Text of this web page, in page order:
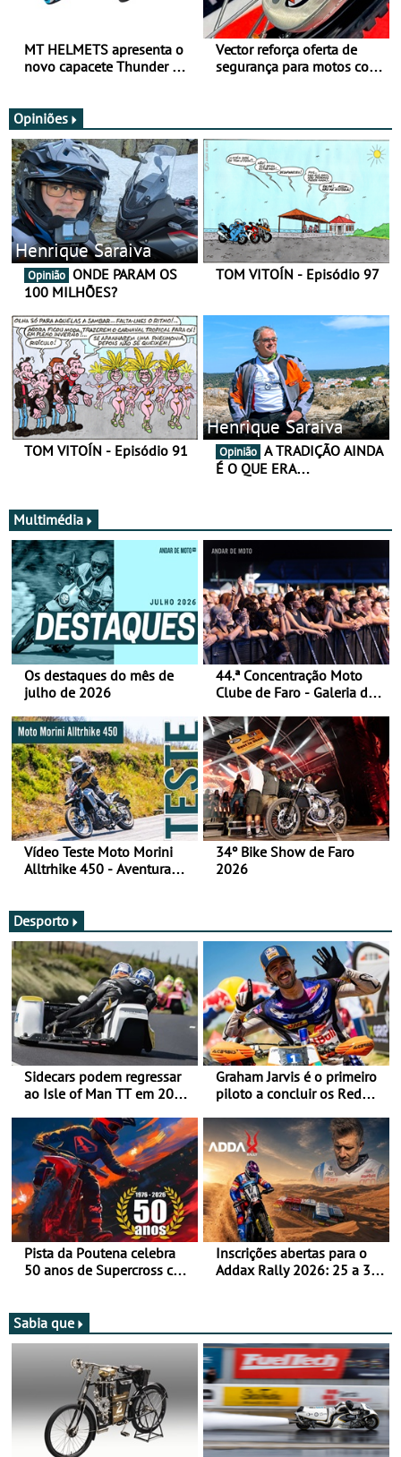
MT HELMETS apresenta o
novo capacete Thunder 4 R
Vector reforça oferta de
segurança para motos com
Opiniões
Henrique Saraiva
Opinião
100 MILHÕES?
TOM VITOÍN - Episódio 97
TOM VITOÍN - Episódio 91
Henrique Saraiva
Opinião
É O QUE ERA…
Multimédia
Os destaques do mês de
julho de 2026
44.ª Concentração Moto
Clube de Faro - Galeria de
Vídeo Teste Moto Morini
Alltrhike 450 - Aventura
34º Bike Show de Faro
2026
Desporto
Sidecars podem regressar
ao Isle of Man TT em 2027
Graham Jarvis é o primeiro
piloto a concluir os Red
moto elétrica
Pista da Poutena celebra
50 anos de Supercross com
Inscrições abertas para o
Addax Rally 2026: 25 a 30
Sabia que